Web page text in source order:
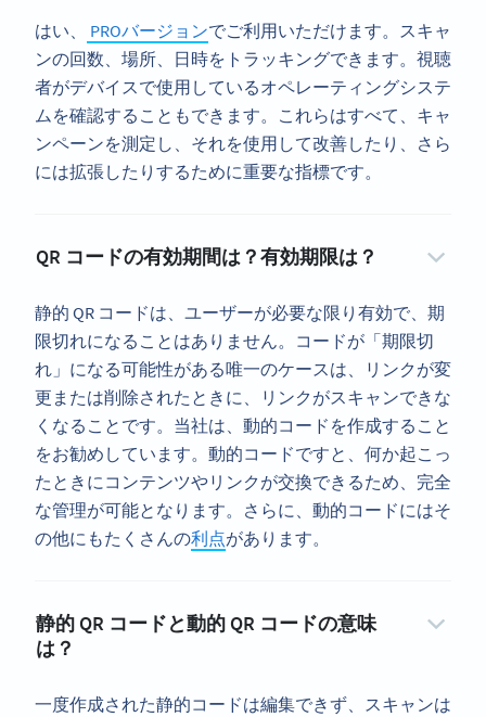
はい、 PROバージョンでご利用いただけます。スキャ
ンの回数、場所、日時をトラッキングできます。視聴
者がデバイスで使用しているオペレーティングシステ
ムを確認することもできます。これらはすべて、キャ
ンペーンを測定し、それを使用して改善したり、さら
には拡張したりするために重要な指標です。
QR コードの有効期間は？有効期限は？
静的 QR コードは、ユーザーが必要な限り有効で、期
限切れになることはありません。コードが「期限切
れ」になる可能性がある唯一のケースは、リンクが変
更または削除されたときに、リンクがスキャンできな
くなることです。当社は、動的コードを作成すること
をお勧めしています。動的コードですと、何か起こっ
たときにコンテンツやリンクが交換できるため、完全
な管理が可能となります。さらに、動的コードにはそ
の他にもたくさんの利点があります。
静的 QR コードと動的 QR コードの意味
は？
一度作成された静的コードは編集できず、スキャンは